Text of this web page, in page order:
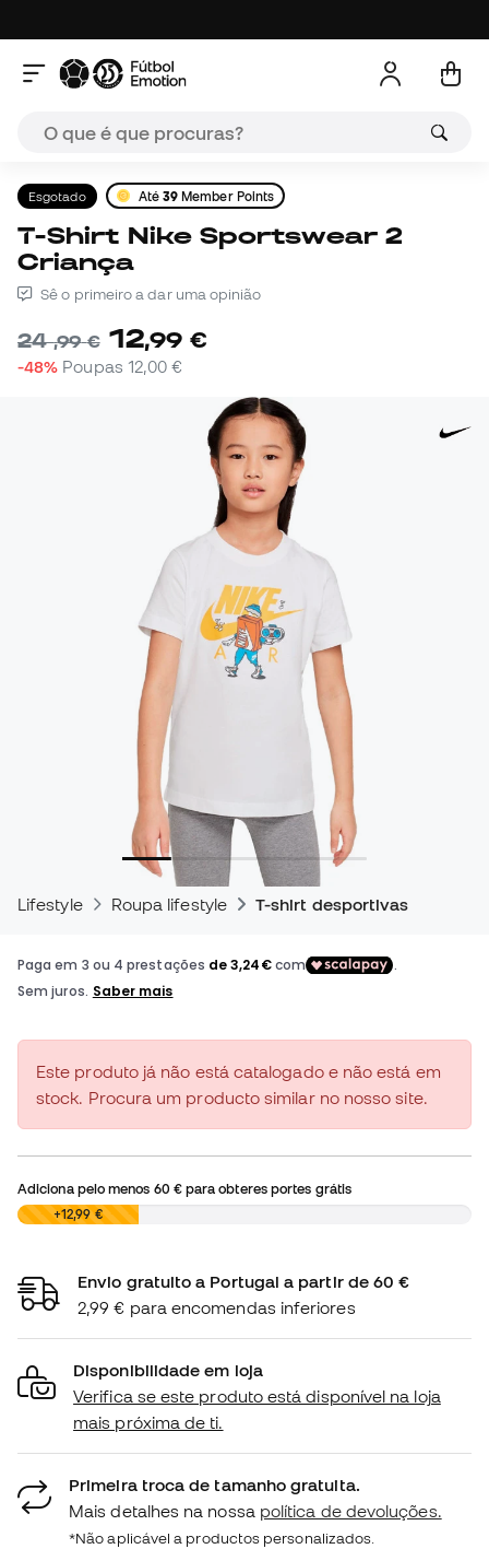
Esgotado Até 39 Member Points
T-Shirt Nike Sportswear 2
Criança
Sê o primeiro a dar uma opinião
24,99 € 12,99 €
-48% Poupas 12,00 €
Lifestyle Roupa lifestyle T-shirt desportivas
Este produto já não está catalogado e não está em
stock. Procura um producto similar no nosso site.
Adiciona pelo menos 60 €para obteres portes grátis
0,00 €+12,99 €
Envio gratuito a Portugal a partir de 60 €
2,99 € para encomendas inferiores
Disponibilidade em loja
Verifica se este produto está disponível na loja
mais próxima de ti.
Primeira troca de tamanho gratuita.
Mais detalhes na nossa política de devoluções.
*Não aplicável a productos personalizados.